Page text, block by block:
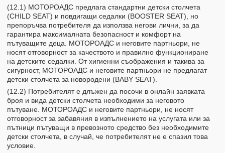
(12.1) МОТОРОАДС предлага стандартни детски столчета
(CHILD SEAT) и повдигащи седалки (BOOSTER SEAT), но
препоръчва потребителя да използва негови лични, за да
гарантира максималната безопасност и комфорт на
пътуващите деца. МОТОРОАДС и неговите партньори, не
носят отговорност за качеството и правилно функциониране
на детските седалки. От хигиенни съображения и такива за
сигурност, МОТОРОАДС и неговите партньори не предлагат
детски столчета за новородени (BABY SEAT).
(12.2) Потребителят е длъжен да посочи в онлайн заявката
броя и вида детски столчета необходими за неговото
пътуване. МОТОРОАДС и неговите партньори, не носят
отговорност за забавяния в изпълнението на услугата или за
пътници пътуващи в превозното средство без необходимите
детски столчета, в случай, че потребителят не е спазил това
условие.